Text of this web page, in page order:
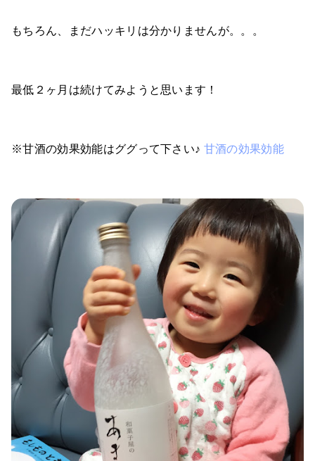
もちろん、まだハッキリは分かりませんが。。。
最低２ヶ月は続けてみようと思います！
※甘酒の効果効能はググって下さい♪ 甘酒の効果効能